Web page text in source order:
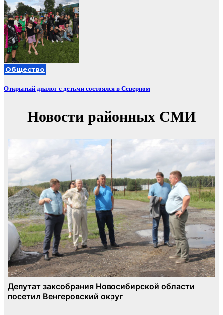
Общество
Открытый диалог с детьми состоялся в Северном